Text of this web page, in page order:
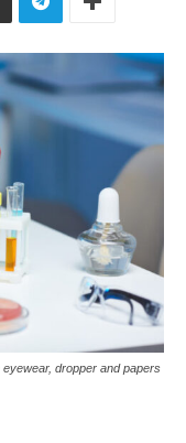
dropper and papers